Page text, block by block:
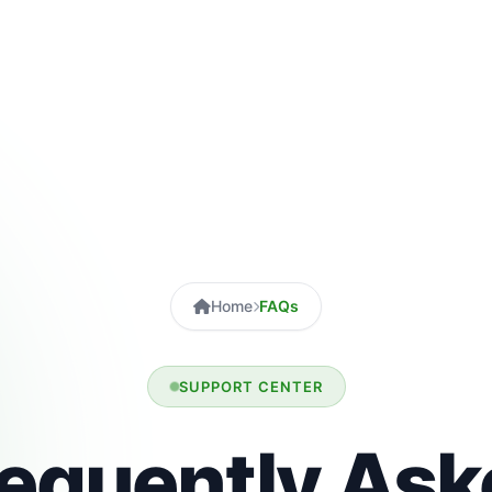
Home FAQs
SUPPORT CENTER